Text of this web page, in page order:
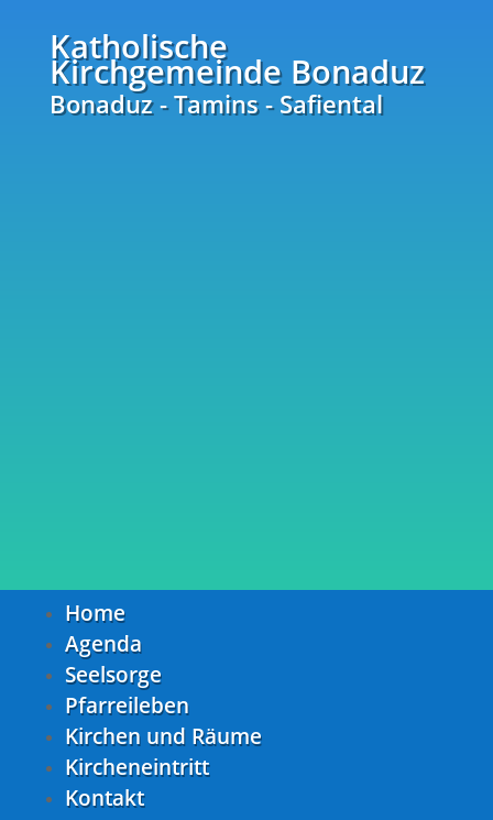
Katholische
Kirchgemeinde Bonaduz
Bonaduz - Tamins - Safiental
Home
Agenda
Seelsorge
Pfarreileben
Kirchen und Räume
Kircheneintritt
Kontakt